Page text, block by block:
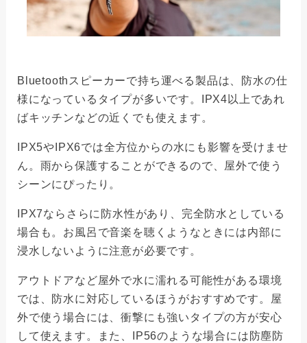
Bluetoothスピーカーで持ち運べる製品は、防水の仕
様になっているタイプが多いです。IPX4以上であれ
ばキッチンなどの近くでも使えます。
IPX5やIPX6では全方位からの水にも影響を受けませ
ん。雨から保護することができるので、屋外で使う
シーンにぴったり。
IPX7ならさらに防水性があり、完全防水としている
場合も。お風呂で音楽を聴くようなときには内部に
浸水しないように注意が必要です。
アウトドアなど屋外で水に濡れる可能性がある環境
では、防水に対応しているほうがおすすめです。屋
外で使う場合には、衝撃にも強いタイプの方が安心
して使えます。また、IP56のような場合には防塵防